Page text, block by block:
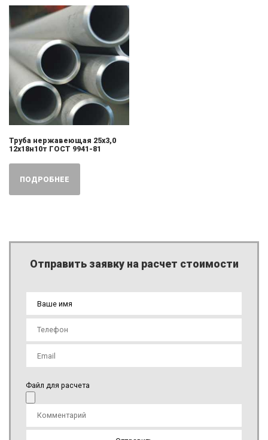
Труба нержавеющая 25х3,0
12х18н10т ГОСТ 9941-81
ПОДРОБНЕЕ
Отправить заявку на расчет стоимости
Файл для расчета